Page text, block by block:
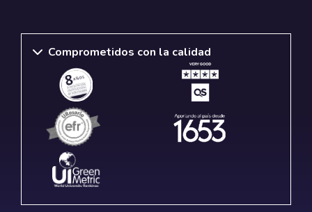
Comprometidos con la calidad